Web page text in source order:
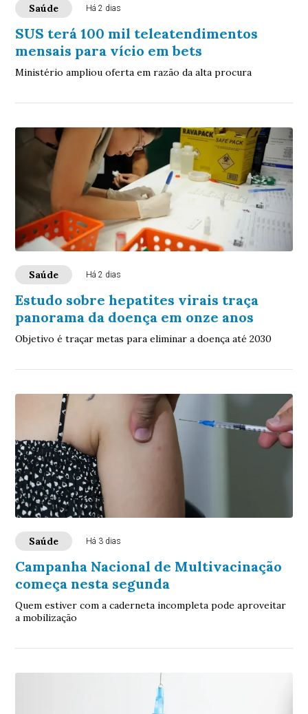
Saúde Há 2 dias
SUS terá 100 mil teleatendimentos
mensais para vício em bets
Ministério ampliou oferta em razão da alta procura
Saúde Há 2 dias
Estudo sobre hepatites virais traça
panorama da doença em onze anos
Objetivo é traçar metas para eliminar a doença até 2030
Saúde Há 3 dias
Campanha Nacional de Multivacinação
começa nesta segunda
Quem estiver com a caderneta incompleta pode aproveitar
a mobilização